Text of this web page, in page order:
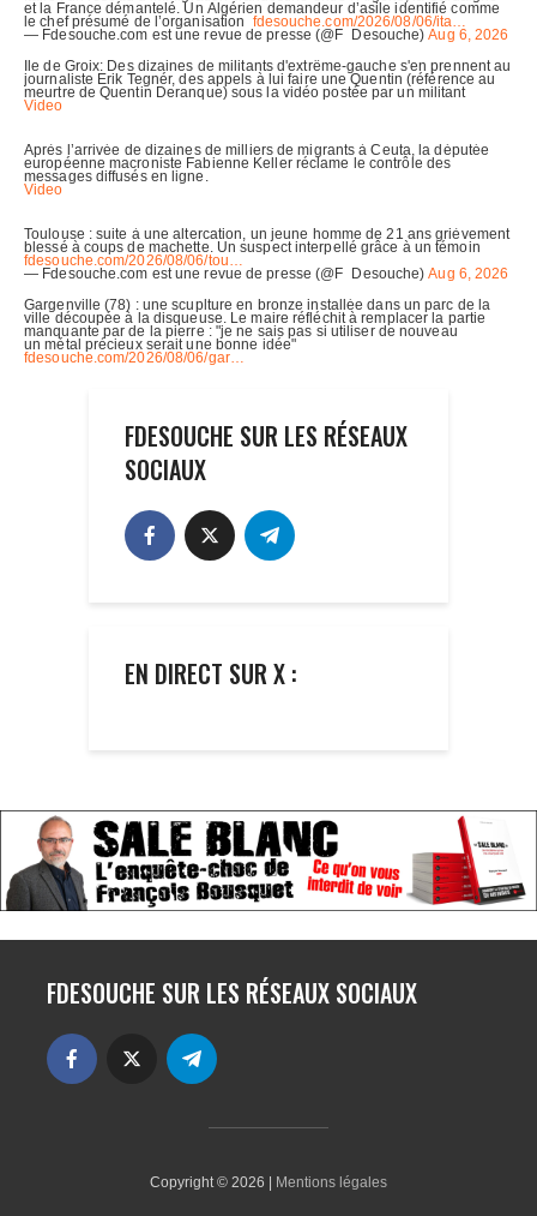
FDESOUCHE SUR LES RÉSEAUX
SOCIAUX
EN DIRECT SUR X :
FDESOUCHE SUR LES RÉSEAUX SOCIAUX
Copyright © 2026 | Mentions légales